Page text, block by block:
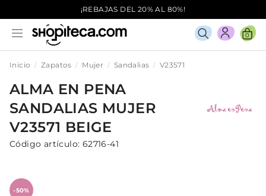
¡REBAJAS DEL 20% AL 80%!
0
Inicio Zapatos Mujer Sandalias V23571
ALMA EN PENA
SANDALIAS MUJER
V23571 BEIGE
Código artículo: 62716-41
-50%